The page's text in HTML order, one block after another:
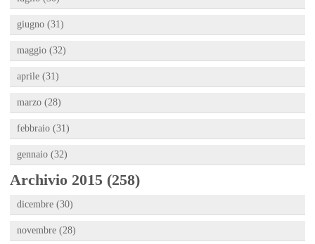
giugno (31)
maggio (32)
aprile (31)
marzo (28)
febbraio (31)
gennaio (32)
Archivio 2015 (258)
dicembre (30)
novembre (28)